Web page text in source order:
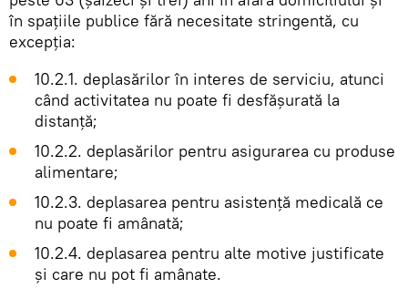
în spațiile publice fără necesitate stringentă, cu
excepția:
10.2.1. deplasărilor în interes de serviciu, atunci
când activitatea nu poate fi desfășurată la
distanță;
10.2.2. deplasărilor pentru asigurarea cu produse
alimentare;
10.2.3. deplasarea pentru asistență medicală ce
nu poate fi amânată;
10.2.4. deplasarea pentru alte motive justificate
și care nu pot fi amânate.